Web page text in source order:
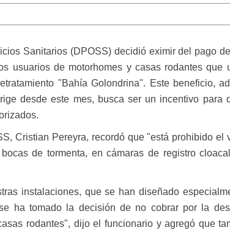
Sanitarios (DPOSS) decidió eximir del pago
usuarios de motorhomes y casas rodantes que
"Bahía Golondrina". Este beneficio,
desde este mes, busca ser un incentivo para
Cristian Pereyra, recordó que "está prohibido el
de tormenta, en cámaras de registro
instalaciones, que se han diseñado
ha tomado la decisión de no cobrar por la
rodantes", dijo el funcionario y agregó que